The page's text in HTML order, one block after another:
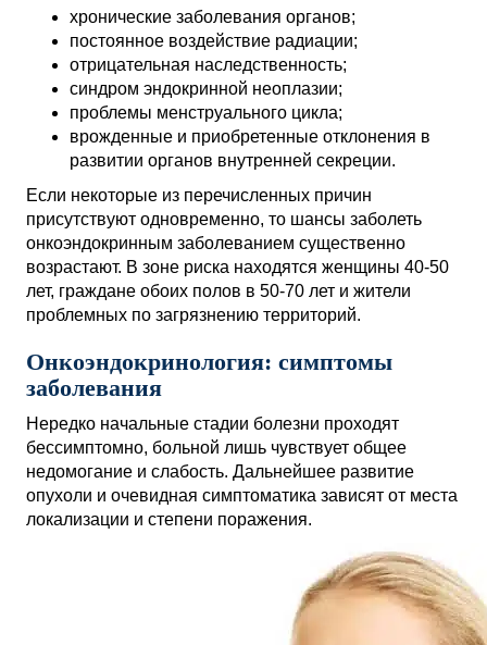
хронические заболевания органов;
постоянное воздействие радиации;
отрицательная наследственность;
синдром эндокринной неоплазии;
проблемы менструального цикла;
врожденные и приобретенные отклонения в
развитии органов внутренней секреции.
Если некоторые из перечисленных причин
присутствуют одновременно, то шансы заболеть
онкоэндокринным заболеванием существенно
возрастают. В зоне риска находятся женщины 40-50
лет, граждане обоих полов в 50-70 лет и жители
проблемных по загрязнению территорий.
Онкоэндокринология: симптомы
заболевания
Нередко начальные стадии болезни проходят
бессимптомно, больной лишь чувствует общее
недомогание и слабость. Дальнейшее развитие
опухоли и очевидная симптоматика зависят от места
локализации и степени поражения.